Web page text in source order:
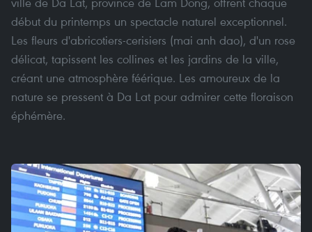
début du printemps un spectacle naturel exceptionnel.
Les fleurs d'abricotiers-cerisiers (mai anh dao), d'un rose
délicat, tapissent les collines et les jardins de la ville,
créant une atmosphère féérique. Les amoureux de la
nature se pressent à Da Lat pour admirer cette floraison
éphémère.